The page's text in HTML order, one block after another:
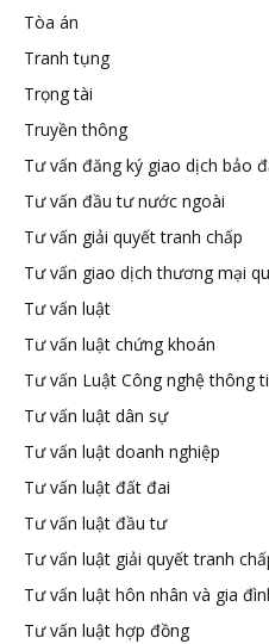
Tòa án
Tranh tụng
Trọng tài
Truyền thông
Tư vấn đăng ký giao dịch bảo
Tư vấn đầu tư nước ngoài
Tư vấn giải quyết tranh chấp
Tư vấn giao dịch thương mại
Tư vấn luật
Tư vấn luật chứng khoán
Tư vấn Luật Công nghệ thông
Tư vấn luật dân sự
Tư vấn luật doanh nghiệp
Tư vấn luật đất đai
Tư vấn luật đầu tư
Tư vấn luật giải quyết tranh
Tư vấn luật hôn nhân và gia
Tư vấn luật hợp đồng